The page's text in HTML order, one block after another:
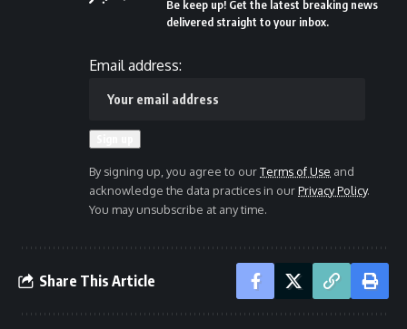
Be keep up! Get the latest breaking news
delivered straight to your inbox.
Email address:
By signing up, you agree to ourTerms of Use and
acknowledge the data practices in ourPrivacy Policy.
You may unsubscribe at any time.
Share This Article